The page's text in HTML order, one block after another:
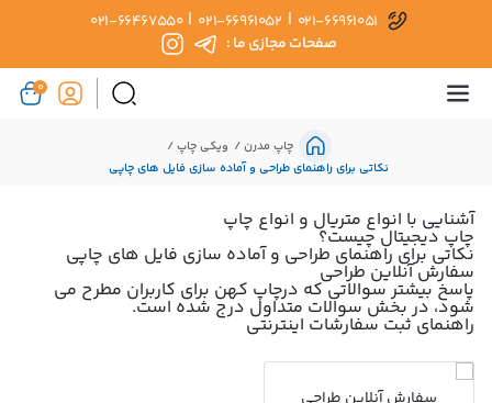
021-66961051
|
021-66961052
|
021-66467550
صفحات مجازی ما :
0
چاپ مدرن
ویکی چاپ
نکاتی برای راهنمای طراحی و آماده سازی فایل های چاپی
آشنایی با انواع متریال و انواع چاپ
چاپ دیجیتال چیست؟
نکاتی برای راهنمای طراحی و آماده سازی فایل های چاپی
سفارش آنلاین طراحی
پاسخ بیشتر سوالاتی که درچاپ کهن برای کاربران مطرح می
شود، در بخش سوالات متداول درج شده است.
راهنمای ثبت سفارشات اینترنتی